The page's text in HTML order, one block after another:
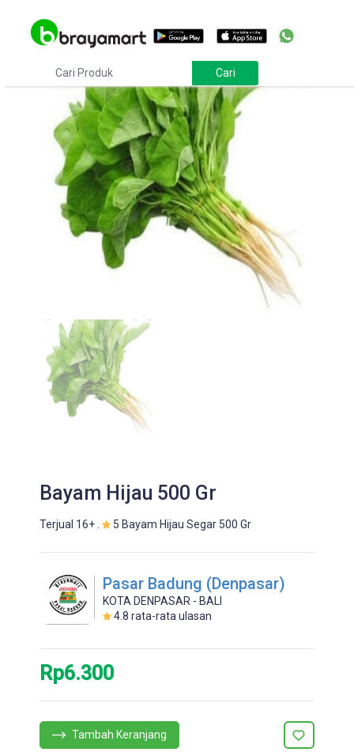
Bayam Hijau 500 Gr
Terjual 16+ . 5 Bayam Hijau Segar 500 Gr
Pasar Badung (Denpasar)
KOTA DENPASAR - BALI
4.8 rata-rata ulasan
Rp6.300
Tambah Keranjang